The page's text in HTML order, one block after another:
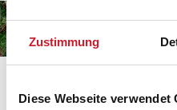
Zustimmung
Diese Webseite verwendet
mit Hund in